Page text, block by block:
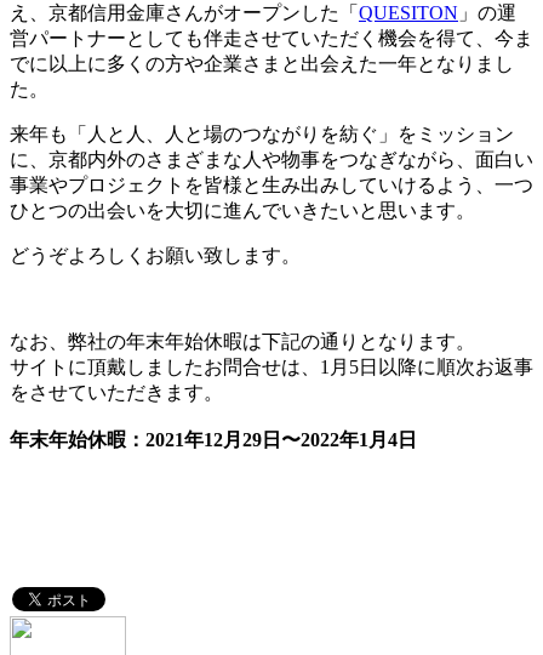
え、京都信用金庫さんがオープンした「 QUESITON 」の運
営パートナーとしても伴走させていただく機会を得て、今ま
でに以上に多くの方や企業さまと出会えた一年となりまし
た。
来年も「人と人、人と場のつながりを紡ぐ」をミッション
に、京都内外のさまざまな人や物事をつなぎながら、面白い
事業やプロジェクトを皆様と生み出みしていけるよう、一つ
ひとつの出会いを大切に進んでいきたいと思います。
どうぞよろしくお願い致します。
なお、弊社の年末年始休暇は下記の通りとなります。
サイトに頂戴しましたお問合せは、1月5日以降に順次お返事
をさせていただきます。
年末年始休暇：2021年12月29日〜2022年1月4日